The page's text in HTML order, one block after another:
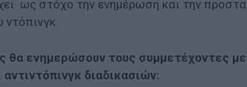
ως στόχο την ενημέρωση και την
ντόπινγκ.
θα ενημερώσουν τους συμμετέχοντες
διαδικασιών: